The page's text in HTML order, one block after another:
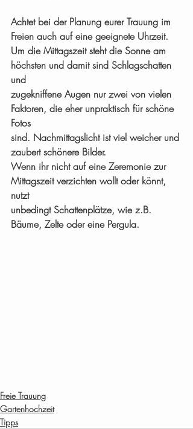
Achtet bei der Planung eurer Trauung im
Freien auch auf eine geeignete Uhrzeit.
Um die Mittagszeit steht die Sonne am
höchsten und damit sind Schlagschatten
und
zugekniffene Augen nur zwei von vielen
Faktoren, die eher unpraktisch für schöne
Fotos
sind. Nachmittagslicht ist viel weicher und
zaubert schönere Bilder.
Wenn ihr nicht auf eine Zeremonie zur
Mittagszeit verzichten wollt oder könnt,
nutzt
unbedingt Schattenplätze, wie z.B.
Bäume, Zelte oder eine Pergula.
Freie Trauung
Gartenhochzeit
Tipps